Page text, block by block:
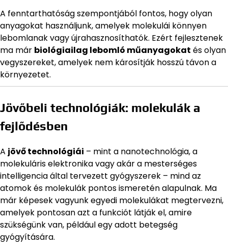
A fenntarthatóság szempontjából fontos, hogy olyan
anyagokat használjunk, amelyek molekulái könnyen
lebomlanak vagy újrahasznosíthatók. Ezért fejlesztenek
ma már biológiailag lebomló műanyagokat és olyan
vegyszereket, amelyek nem károsítják hosszú távon a
környezetet.
Jövőbeli technológiák: molekulák a
fejlődésben
A jövő technológiái – mint a nanotechnológia, a
molekuláris elektronika vagy akár a mesterséges
intelligencia által tervezett gyógyszerek – mind az
atomok és molekulák pontos ismeretén alapulnak. Ma
már képesek vagyunk egyedi molekulákat megtervezni,
amelyek pontosan azt a funkciót látják el, amire
szükségünk van, például egy adott betegség
gyógyítására.